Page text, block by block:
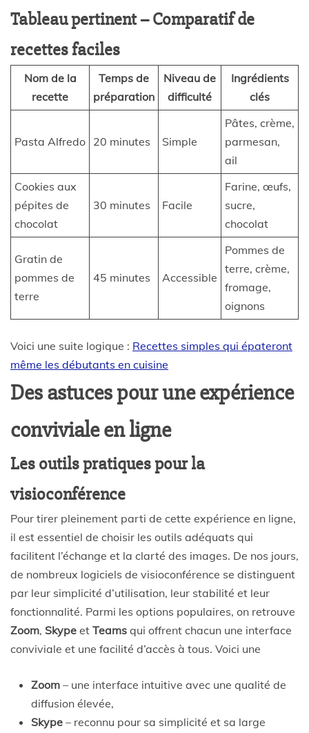
Tableau pertinent – Comparatif de
recettes faciles
Nom de la
recette
Temps de
préparation
Niveau de
difficulté
Ingrédients
clés
Pasta Alfredo 20 minutes Simple
Pâtes, crème,
parmesan,
ail
Cookies aux
pépites de
chocolat
30 minutes Facile
Farine, œufs,
sucre,
chocolat
Gratin de
pommes de
terre
45 minutes Accessible
Pommes de
terre, crème,
fromage,
oignons
Voici une suite logique : Recettes simples qui épateront
même les débutants en cuisine
Des astuces pour une expérience
conviviale en ligne
Les outils pratiques pour la
visioconférence
Pour tirer pleinement parti de cette expérience en ligne,
il est essentiel de choisir les outils adéquats qui
facilitent l’échange et la clarté des images. De nos jours,
de nombreux logiciels de visioconférence se distinguent
par leur simplicité d’utilisation, leur stabilité et leur
fonctionnalité. Parmi les options populaires, on retrouve
Zoom, Skype et Teams qui offrent chacun une interface
conviviale et une facilité d’accès à tous. Voici une
Zoom – une interface intuitive avec une qualité de
diffusion élevée,
Skype – reconnu pour sa simplicité et sa large